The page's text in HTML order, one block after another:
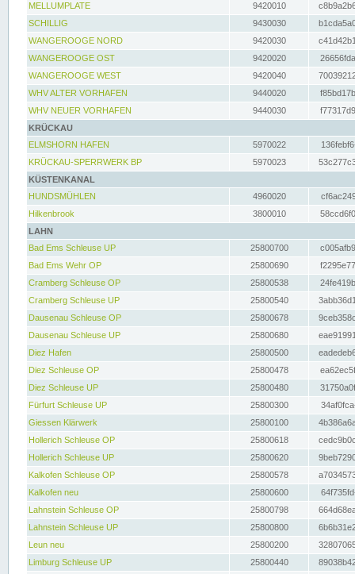
MELLUMPLATE
9420010
SCHILLIG
9430030
WANGEROOGE NORD
9420030
WANGEROOGE OST
9420020
WANGEROOGE WEST
9420040
WHV ALTER VORHAFEN
9440020
WHV NEUER VORHAFEN
9440030
KRÜCKAU
ELMSHORN HAFEN
5970022
KRÜCKAU-SPERRWERK BP
5970023
KÜSTENKANAL
HUNDSMÜHLEN
4960020
Hilkenbrook
3800010
LAHN
Bad Ems Schleuse UP
25800700
Bad Ems Wehr OP
25800690
Cramberg Schleuse OP
25800538
Cramberg Schleuse UP
25800540
Dausenau Schleuse OP
25800678
Dausenau Schleuse UP
25800680
Diez Hafen
25800500
Diez Schleuse OP
25800478
Diez Schleuse UP
25800480
Fürfurt Schleuse UP
25800300
Giessen Klärwerk
25800100
Hollerich Schleuse OP
25800618
Hollerich Schleuse UP
25800620
Kalkofen Schleuse OP
25800578
Kalkofen neu
25800600
Lahnstein Schleuse OP
25800798
Lahnstein Schleuse UP
25800800
Leun neu
25800200
Limburg Schleuse UP
25800440